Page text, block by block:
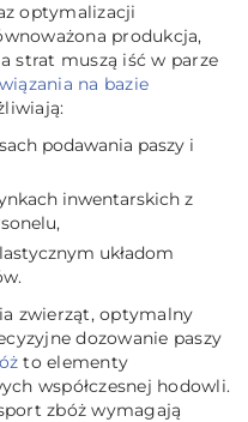
optymalizacji
produkcja,
strat muszą iść w parze
na bazie
podawania paszy i
inwentarskich z
układom
zwierząt, optymalny
dozowanie paszy
to elementy
współczesnej hodowli.
zbóż wymagają